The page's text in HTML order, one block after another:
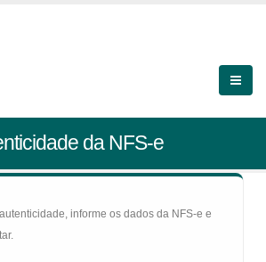
da NFS-e
informe os dados da NFS-e e